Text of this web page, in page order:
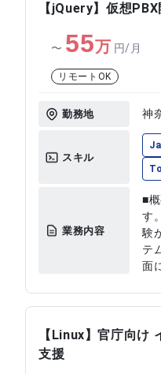
【jQuery】仮想
〜 55万 円/月
リモートOK
勤務地 神
スキル
業務内容
■
す
験
テムの
面
【Linux】官庁向け
支援